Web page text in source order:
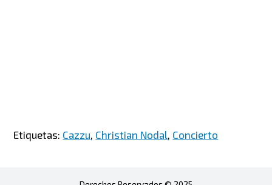
Etiquetas: Cazzu, Christian Nodal, Concierto